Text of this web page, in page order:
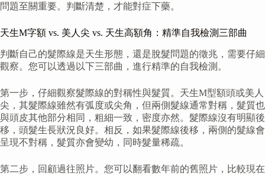
問題至關重要。判斷清楚，才能對症下藥。
天生M字額 vs. 美人尖 vs. 天生高額角：精準自我檢測三部曲
判斷自己的髮際線是天生形態，還是脫髮問題的徵兆，需要仔細
觀察。您可以透過以下三部曲，進行精準的自我檢測。
第一步，仔細觀察髮際線的對稱性與髮質。天生M型額頭或美人
尖，其髮際線雖然有弧度或尖角，但兩側髮線通常對稱，髮質也
與頭皮其他部分相同，粗細一致，密度亦然。髮際線沒有明顯後
移，頭髮生長狀況良好。相反，如果髮際線後移，兩側的髮線會
呈現不對稱，髮質亦會變幼，同時髮量稀疏。
第二步，回顧過往照片。您可以翻看數年前的舊照片，比較現在